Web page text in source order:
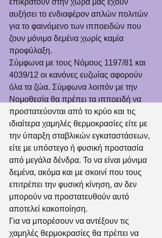
επικρατούν στην χώρα μας έχουν
αυξήσει το ενδιαφέρον απλών πολιτών
για το φαινόμενο των ιπποειδών που
ζουν μόνιμα δεμένα χωρίς καμία
προφύλαξη.
Σύμφωνα με τους Νόμους 1197/81 και
4039/12 οι κανόνες ευζωίας αφορούν
όλα τα ζώα. Σύμφωνα λοιπόν με την
Νομοθεσία θα πρέπει τα ιπποειδή να
προστατεύονται από το κρύο και τις
ιδιαίτερα χαμηλές θερμοκρασίες είτε με
την ύπαρξη σταβλικών εγκαταστάσεων,
είτε με υπόστεγο ή φυσική προστασία
από μεγάλα δένδρα. Το να είναι μόνιμα
δεμένα, ακόμα και με σκοινί που τους
επιτρέπει την φυσική κίνηση, αν δεν
μπορούν να προστατευθούν αυτό
αποτελεί κακοποίηση.
Για να μπορέσουν να αντέξουν τις
χαμηλές θερμοκρασίες θα πρέπει να